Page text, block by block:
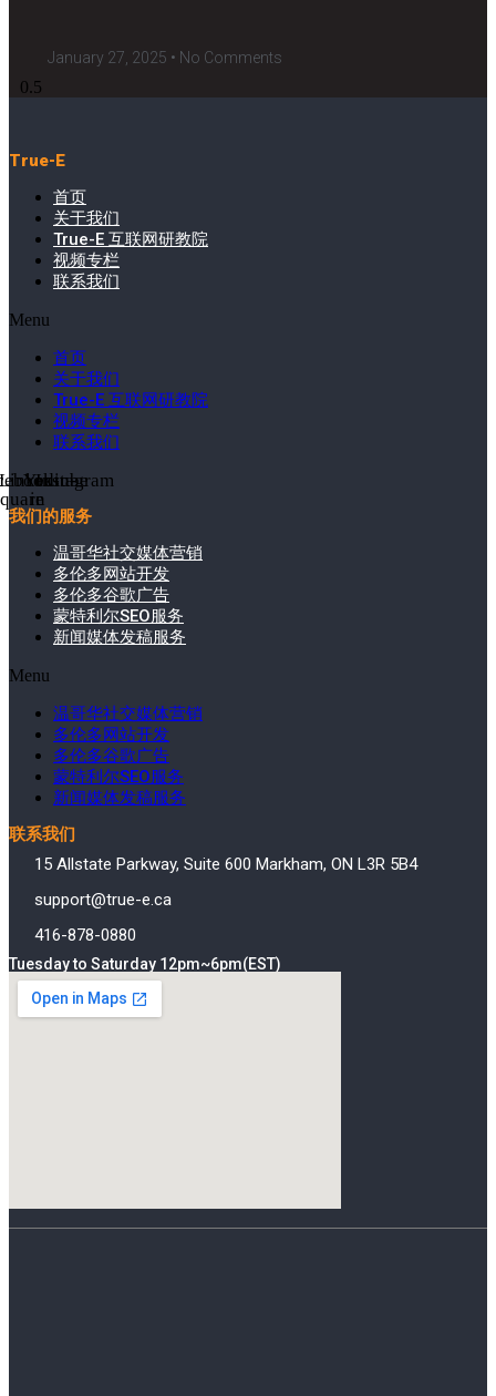
January 27, 2025 No Comments
True-E
首页
关于我们
True-E 互联网研教院
视频专栏
联系我们
Menu
首页
关于我们
True-E 互联网研教院
视频专栏
联系我们
in
Youtube
Instagram
我们的服务
温哥华社交媒体营销
多伦多网站开发
多伦多谷歌广告
蒙特利尔SEO服务
新闻媒体发稿服务
Menu
温哥华社交媒体营销
多伦多网站开发
多伦多谷歌广告
蒙特利尔SEO服务
新闻媒体发稿服务
联系我们
15 Allstate Parkway, Suite 600 Markham, ON L3R 5B4
support@true-e.ca
416-878-0880
Tuesday to Saturday 12pm~6pm(EST)